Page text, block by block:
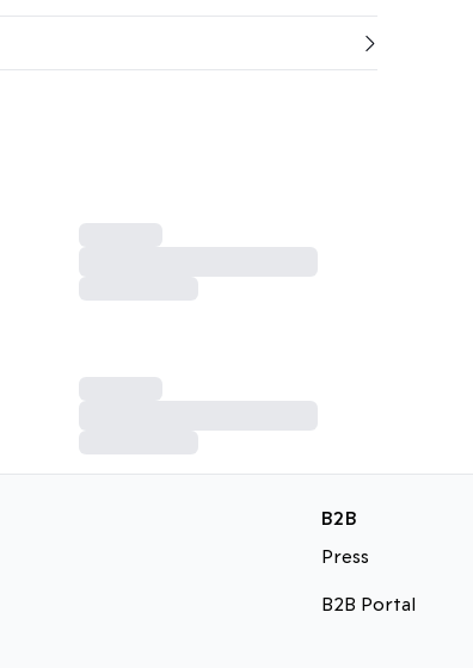
B2B
Press
B2B Portal